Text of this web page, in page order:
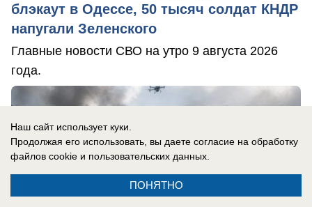
блэкаут в Одессе, 50 тысяч солдат КНДР
напугали Зеленского
Главные новости СВО на утро 9 августа 2026
года.
Наш сайт использует куки.
Продолжая его использовать, вы даете согласие на обработку
файлов cookie и пользовательских данных.
ПОНЯТНО